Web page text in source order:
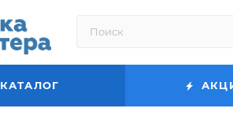
КАТАЛОГ